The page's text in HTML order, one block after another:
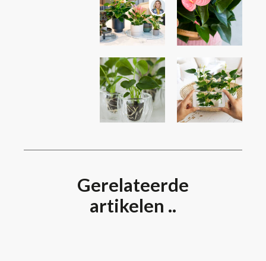
Gerelateerde
artikelen ..